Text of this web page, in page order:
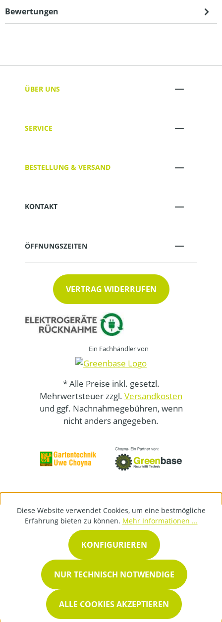
Bewertungen
ÜBER UNS
SERVICE
BESTELLUNG & VERSAND
KONTAKT
ÖFFNUNGSZEITEN
VERTRAG WIDERRUFEN
Ein Fachhändler von
* Alle Preise inkl. gesetzl.
Mehrwertsteuer zzgl. Versandkosten
und ggf. Nachnahmegebühren, wenn
nicht anders angegeben.
Diese Website verwendet Cookies, um eine bestmögliche
Erfahrung bieten zu können. Mehr Informationen ...
NUR TECHNISCH NOTWENDIGE
KONFIGURIEREN
ALLE COOKIES AKZEPTIEREN